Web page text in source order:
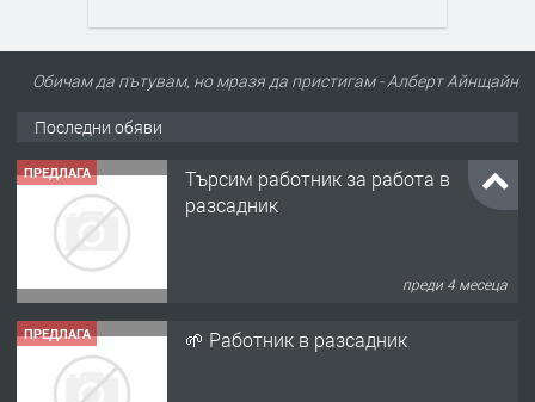
Обичам да пътувам, но мразя да пристигам - Алберт Айнщайн
Последни обяви
ПРЕДЛАГА
Търсим работник за работа в
разсадник
преди 4 месеца
ПРЕДЛАГА 🌱 Работник в разсадник